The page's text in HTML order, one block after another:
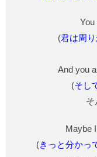
You
(君は周
And you
(そし
そ
Maybe
(きっと分かっ